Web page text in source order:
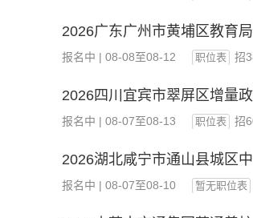
2026广东广州市黄埔区教育
报名中 | 08-08至08-12 职位表 招
2026四川宜宾市翠屏区增量
报名中 | 08-07至08-13 职位表 招
2026湖北咸宁市通山县城区
报名中 | 08-07至08-10 暂无职位表